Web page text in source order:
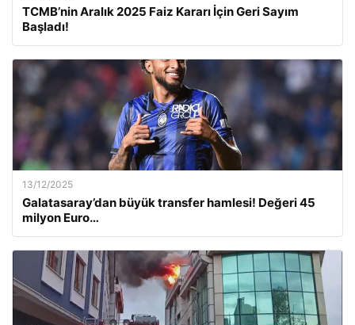
TCMB’nin Aralık 2025 Faiz Kararı İçin Geri Sayım
Başladı!
13/12/2025
Galatasaray’dan büyük transfer hamlesi! Değeri 45
milyon Euro…